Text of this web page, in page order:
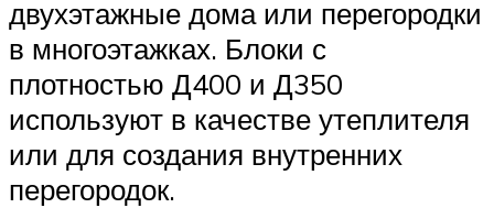
двухэтажные дома или перегородки
в многоэтажках. Блоки с
плотностью Д400 и Д350
используют в качестве утеплителя
или для создания внутренних
перегородок.